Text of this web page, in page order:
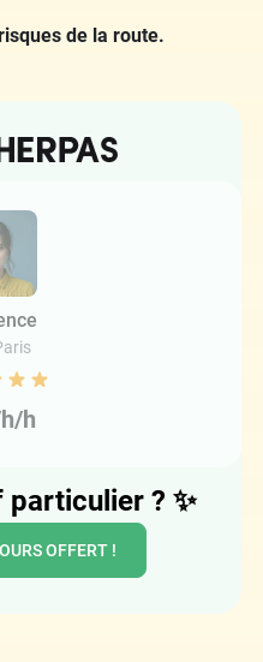
de la route.
h
particulier ? ✨
OFFERT !